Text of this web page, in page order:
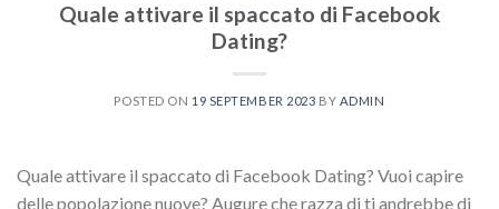
Quale attivare il spaccato di Facebook
Dating?
POSTED ON 19 SEPTEMBER 2023 BY ADMIN
Quale attivare il spaccato di Facebook Dating? Vuoi capire
delle popolazione nuove? Augure che razza di ti andrebbe di